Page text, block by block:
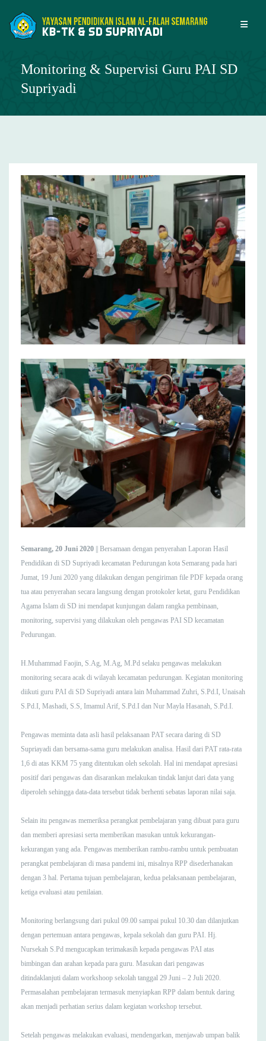
content
Monitoring & Supervisi Guru PAI SD
Supriyadi
Semarang, 20 Juni 2020 || Bersamaan dengan penyerahan Laporan Hasil
Pendidikan di SD Supriyadi kecamatan Pedurungan kota Semarang pada hari
Jumat, 19 Juni 2020 yang dilakukan dengan pengiriman file PDF kepada orang
tua atau penyerahan secara langsung dengan protokoler ketat, guru Pendidikan
Agama Islam di SD ini mendapat kunjungan dalam rangka pembinaan,
monitoring, supervisi yang dilakukan oleh pengawas PAI SD kecamatan
Pedurungan.
H.Muhammad Faojin, S.Ag, M.Ag, M.Pd selaku pengawas melakukan
monitoring secara acak di wilayah kecamatan pedurungan. Kegiatan monitoring
diikuti guru PAI di SD Supriyadi antara lain Muhammad Zuhri, S.Pd.I, Unaisah
S.Pd.I, Mashadi, S.S, Imamul Arif, S.Pd.I dan Nur Mayla Hasanah, S.Pd.I.
Pengawas meminta data asli hasil pelaksanaan PAT secara daring di SD
Supriayadi dan bersama-sama guru melakukan analisa. Hasil dari PAT rata-rata
1,6 di atas KKM 75 yang ditentukan oleh sekolah. Hal ini mendapat apresiasi
positif dari pengawas dan disarankan melakukan tindak lanjut dari data yang
diperoleh sehingga data-data tersebut tidak berhenti sebatas laporan nilai saja.
Selain itu pengawas memeriksa perangkat pembelajaran yang dibuat para guru
dan memberi apresiasi serta memberikan masukan untuk kekurangan-
kekurangan yang ada. Pengawas memberikan rambu-rambu untuk pembuatan
perangkat pembelajaran di masa pandemi ini, misalnya RPP disederhanakan
dengan 3 hal. Pertama tujuan pembelajaran, kedua pelaksanaan pembelajaran,
ketiga evaluasi atau penilaian.
Monitoring berlangsung dari pukul 09.00 sampai pukul 10.30 dan dilanjutkan
dengan pertemuan antara pengawas, kepala sekolah dan guru PAI. Hj.
Nursekah S.Pd mengucapkan terimakasih kepada pengawas PAI atas
bimbingan dan arahan kepada para guru. Masukan dari pengawas
ditindaklanjuti dalam workshoop sekolah tanggal 29 Juni – 2 Juli 2020.
Permasalahan pembelajaran termasuk menyiapkan RPP dalam bentuk daring
akan menjadi perhatian serius dalam kegiatan workshop tersebut.
Setelah pengawas melakukan evaluasi, mendengarkan, menjawab umpan balik